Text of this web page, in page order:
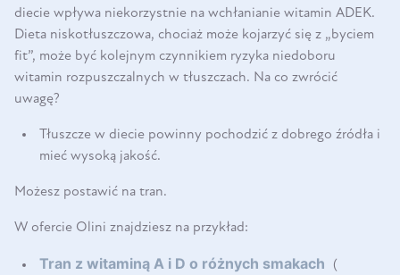
diecie wpływa niekorzystnie na wchłanianie witamin ADEK.
Dieta niskotłuszczowa, chociaż może kojarzyć się z „byciem
fit”, może być kolejnym czynnikiem ryzyka niedoboru
witamin rozpuszczalnych w tłuszczach. Na co zwrócić
uwagę?
Tłuszcze w diecie powinny pochodzić z dobrego źródła i
mieć wysoką jakość.
Możesz postawić na tran.
W ofercie Olini znajdziesz na przykład:
Tran z witaminą A i D o różnych smakach
(